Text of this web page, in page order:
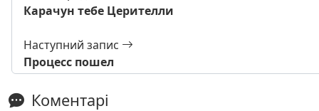
Карачун тебе Церителли
Наступний запис
Процесс пошел
Коментарі